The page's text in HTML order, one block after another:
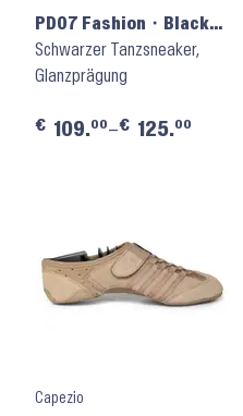
PD07 Fashion ⬝ Black
Nubuck Sole
Schwarzer Tanzsneaker,
Glanzprägung
€ 109.00–€ 125.00
Capezio